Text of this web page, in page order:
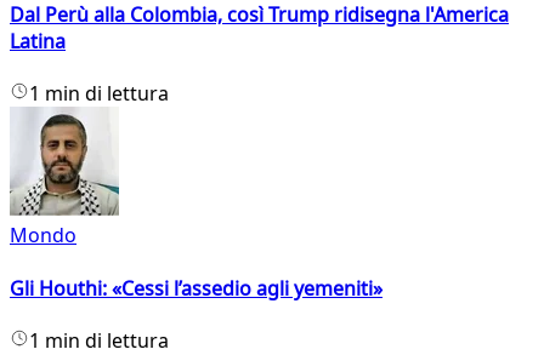
Dal Perù alla Colombia, così Trump ridisegna l'America
Latina
1 min di lettura
Mondo
Gli Houthi: «Cessi l’assedio agli yemeniti»
1 min di lettura